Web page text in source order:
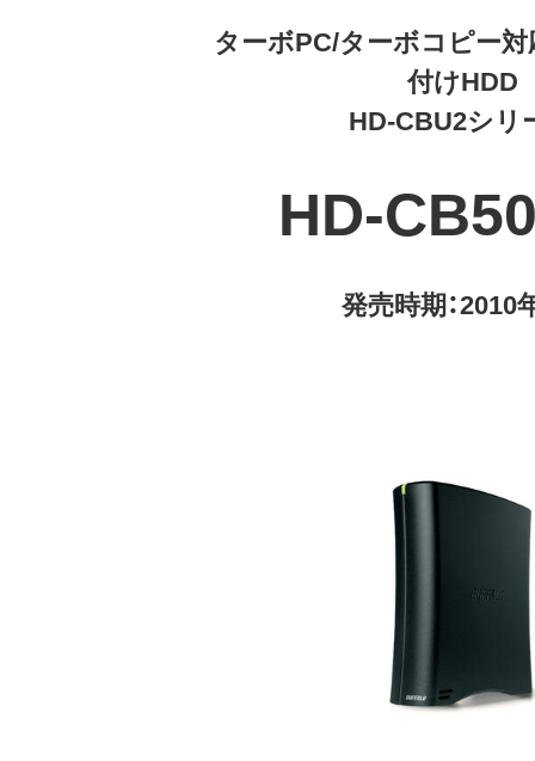
ターボPC/ターボコピー
付けHDD
HD-CBU2シリ
HD-
発売時期：2010